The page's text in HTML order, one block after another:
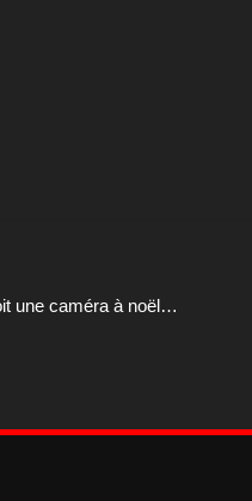
une caméra à noël…